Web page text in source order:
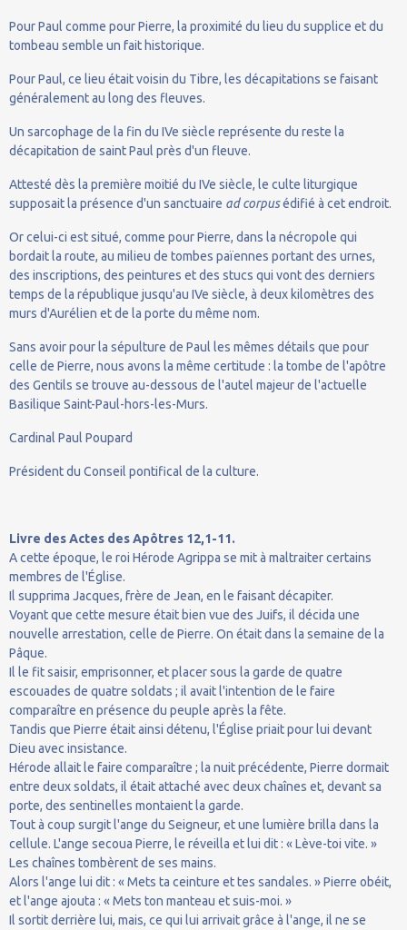
Pour Paul comme pour Pierre, la proximité du lieu du supplice et du
tombeau semble un fait historique.
Pour Paul, ce lieu était voisin du Tibre, les décapitations se faisant
généralement au long des fleuves.
Un sarcophage de la fin du IVe siècle représente du reste la
décapitation de saint Paul près d'un fleuve.
Attesté dès la première moitié du IVe siècle, le culte liturgique
supposait la présence d'un sanctuaire ad corpusédifié à cet endroit.
Or celui-ci est situé, comme pour Pierre, dans la nécropole qui
bordait la route, au milieu de tombes païennes portant des urnes,
des inscriptions, des peintures et des stucs qui vont des derniers
temps de la république jusqu'au IVe siècle, à deux kilomètres des
murs d'Aurélien et de la porte du même nom.
Sans avoir pour la sépulture de Paul les mêmes détails que pour
celle de Pierre, nous avons la même certitude : la tombe de l'apôtre
des Gentils se trouve au-dessous de l'autel majeur de l'actuelle
Basilique Saint-Paul-hors-les-Murs.
Cardinal Paul Poupard
Président du Conseil pontifical de la culture.
Livre des Actes des Apôtres 12,1-11.
A cette époque, le roi Hérode Agrippa se mit à maltraiter certains
membres de l'Église.
Il supprima Jacques, frère de Jean, en le faisant décapiter.
Voyant que cette mesure était bien vue des Juifs, il décida une
nouvelle arrestation, celle de Pierre. On était dans la semaine de la
Pâque.
Il le fit saisir, emprisonner, et placer sous la garde de quatre
escouades de quatre soldats ; il avait l'intention de le faire
comparaître en présence du peuple après la fête.
Tandis que Pierre était ainsi détenu, l'Église priait pour lui devant
Dieu avec insistance.
Hérode allait le faire comparaître ; la nuit précédente, Pierre dormait
entre deux soldats, il était attaché avec deux chaînes et, devant sa
porte, des sentinelles montaient la garde.
Tout à coup surgit l'ange du Seigneur, et une lumière brilla dans la
cellule. L'ange secoua Pierre, le réveilla et lui dit : « Lève-toi vite. »
Les chaînes tombèrent de ses mains.
Alors l'ange lui dit : « Mets ta ceinture et tes sandales. » Pierre obéit,
et l'ange ajouta : « Mets ton manteau et suis-moi. »
Il sortit derrière lui, mais, ce qui lui arrivait grâce à l'ange, il ne se